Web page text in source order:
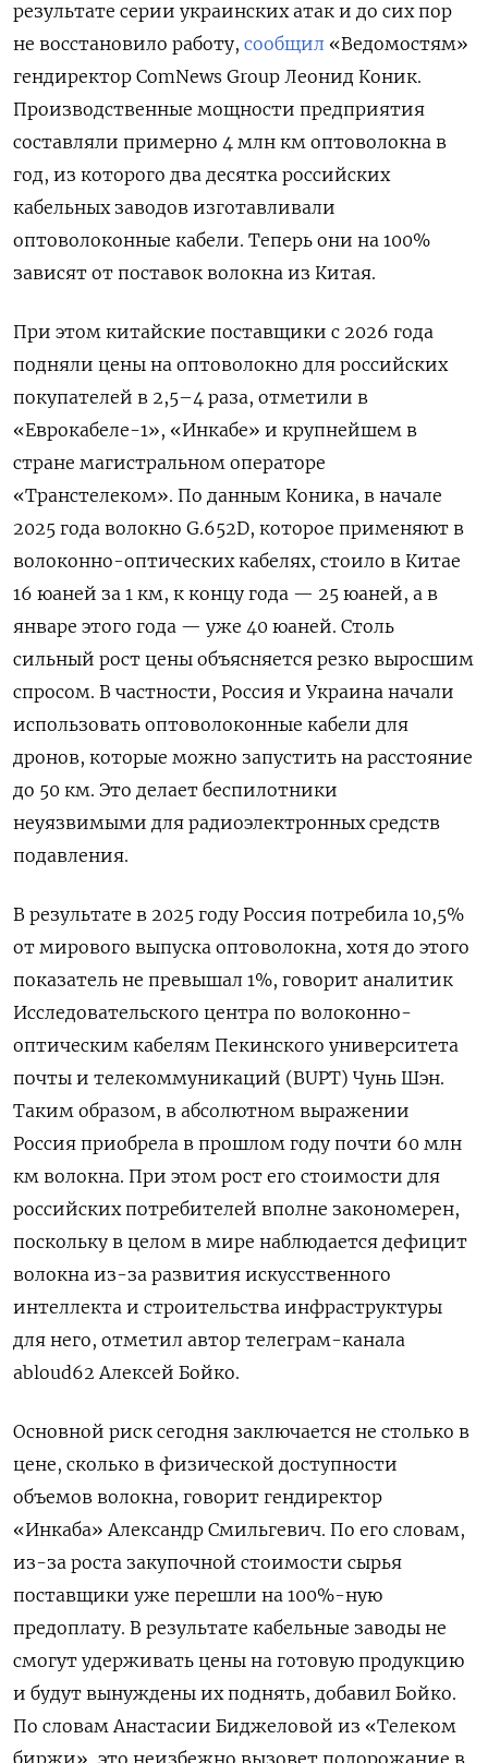
результате серии украинских атак и до сих пор
не восстановило работу, сообщил «Ведомостям»
гендиректор ComNews Group Леонид Коник.
Производственные мощности предприятия
составляли примерно 4 млн км оптоволокна в
год, из которого два десятка российских
кабельных заводов изготавливали
оптоволоконные кабели. Теперь они на 100%
зависят от поставок волокна из Китая.
При этом китайские поставщики с 2026 года
подняли цены на оптоволокно для российских
покупателей в 2,5–4 раза, отметили в
«Еврокабеле-1», «Инкабе» и крупнейшем в
стране магистральном операторе
«Транстелеком». По данным Коника, в начале
2025 года волокно G.652D, которое применяют в
волоконно-оптических кабелях, стоило в Китае
16 юаней за 1 км, к концу года — 25 юаней, а в
январе этого года — уже 40 юаней. Столь
сильный рост цены объясняется резко выросшим
спросом. В частности, Россия и Украина начали
использовать оптоволоконные кабели для
дронов, которые можно запустить на расстояние
до 50 км. Это делает беспилотники
неуязвимыми для радиоэлектронных средств
подавления.
В результате в 2025 году Россия потребила 10,5%
от мирового выпуска оптоволокна, хотя до этого
показатель не превышал 1%, говорит аналитик
Исследовательского центра по волоконно-
оптическим кабелям Пекинского университета
почты и телекоммуникаций (BUPT) Чунь Шэн.
Таким образом, в абсолютном выражении
Россия приобрела в прошлом году почти 60 млн
км волокна. При этом рост его стоимости для
российских потребителей вполне закономерен,
поскольку в целом в мире наблюдается дефицит
волокна из-за развития искусственного
интеллекта и строительства инфраструктуры
для него, отметил автор телеграм-канала
abloud62 Алексей Бойко.
Основной риск сегодня заключается не столько в
цене, сколько в физической доступности
объемов волокна, говорит гендиректор
«Инкаба» Александр Смильгевич. По его словам,
из-за роста закупочной стоимости сырья
поставщики уже перешли на 100%-ную
предоплату. В результате кабельные заводы не
смогут удерживать цены на готовую продукцию
и будут вынуждены их поднять, добавил Бойко.
По словам Анастасии Биджеловой из «Телеком